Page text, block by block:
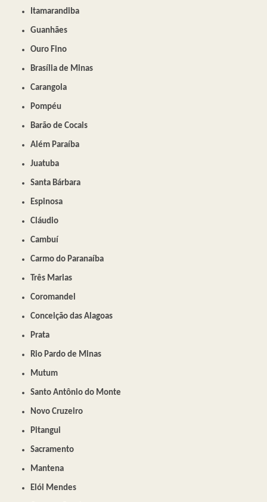
Itamarandiba
Guanhães
Ouro Fino
Brasília de Minas
Carangola
Pompéu
Barão de Cocais
Além Paraíba
Juatuba
Santa Bárbara
Espinosa
Cláudio
Cambuí
Carmo do Paranaíba
Três Marias
Coromandel
Conceição das Alagoas
Prata
Rio Pardo de Minas
Mutum
Santo Antônio do Monte
Novo Cruzeiro
Pitangui
Sacramento
Mantena
Elói Mendes